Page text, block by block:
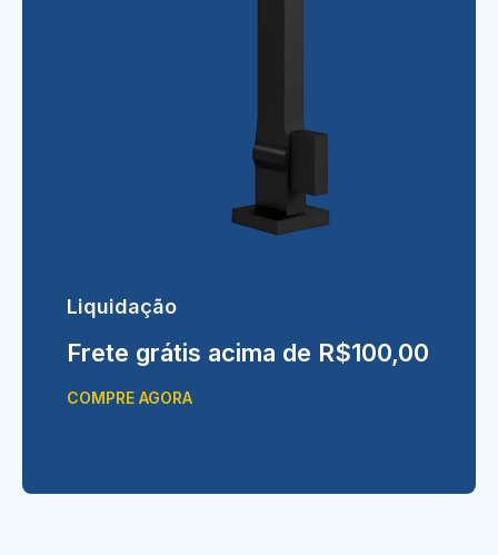
Liquidação
Frete grátis acima de R$100,00
COMPRE AGORA